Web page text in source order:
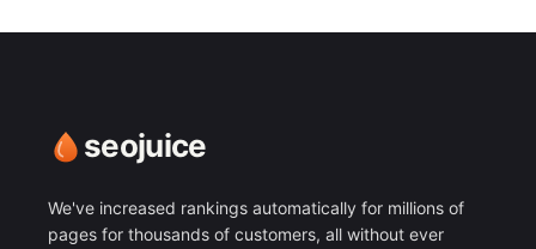
seojuice
We've increased rankings automatically for millions of
pages for thousands of customers, all without ever